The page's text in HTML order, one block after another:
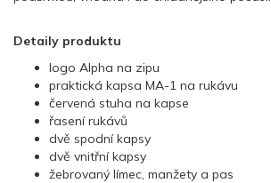
Detaily produktu
logo Alpha na zipu
praktická kapsa MA-1 na rukávu
červená stuha na kapse
řasení rukávů
dvě spodní kapsy
dvě vnitřní kapsy
žebrovaný límec, manžety a pas